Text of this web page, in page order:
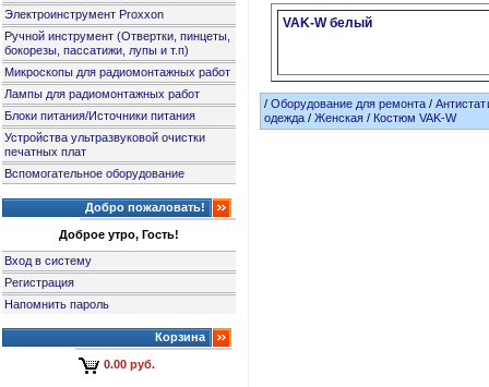
Электроинструмент Proxxon
Ручной инструмент (Отвертки, пинцеты,
бокорезы, пассатижи, лупы и т.п)
Микроскопы для радиомонтажных работ
Лампы для радиомонтажных работ
Блоки питания/Источники питания
Устройства ультразвуковой очистки
печатных плат
Вспомогательное оборудование
Добро пожаловать!
Доброе утро, Гость!
Вход в систему
Регистрация
Напомнить пароль
Корзина
0.00 руб.
VAK-W белый
/Оборудование для ремонта /
одежда/Женская / Костюм VAK-W